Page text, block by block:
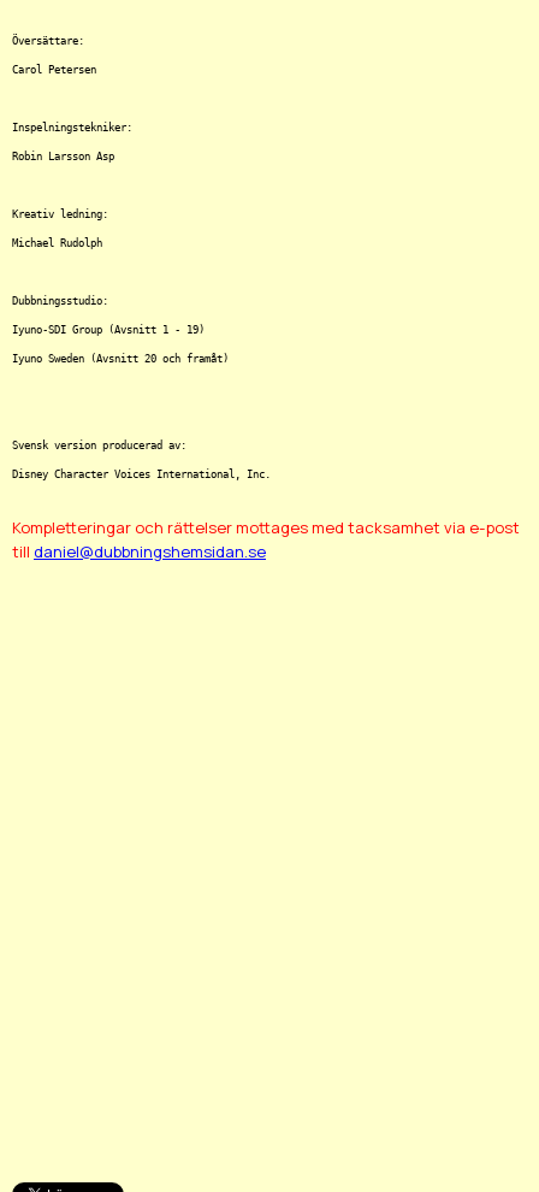
Översättare:
Carol Petersen
Inspelningstekniker:
Robin Larsson Asp
Kreativ ledning:
Michael Rudolph
Dubbningsstudio:
Iyuno-SDI Group (Avsnitt 1 - 19)
Iyuno Sweden (Avsnitt 20 och framåt)
Svensk version producerad av:
Kompletteringar och rättelser mottages med tacksamhet via e-post
till daniel@dubbningshemsidan.se